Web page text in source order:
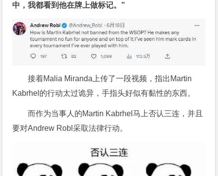
中，我都看到他在牌上做标记。”
接着Malia Miranda上传了一段视频，指出Martin
Kabrhel的行动太过诡异，手指头好似有黏性的东西。
而作为当事人的Martin Kabrhel马上否认三连，并且
要对Andrew Robl采取法律行动。